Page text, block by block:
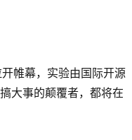
帷幕，实验由国际开源
大事的颠覆者，都将在